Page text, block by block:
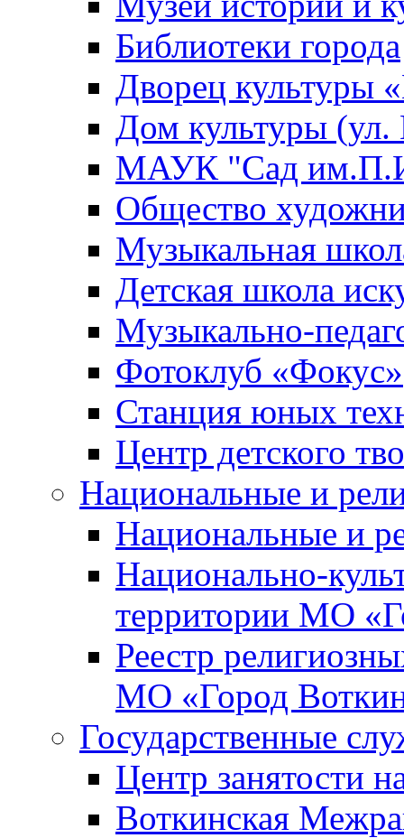
Библиотеки города
Дворец культуры
Дом культуры (ул.
МАУК "Сад
Общество
Музыкальная
Детская школа
Музыкально-
Фотоклуб «Фокус»
Станция юных
Центр детского
Национальные и
Национальные и
Национально-
территории МО
Реестр
МО «Город
Государственные
Центр занятости
Воткинская